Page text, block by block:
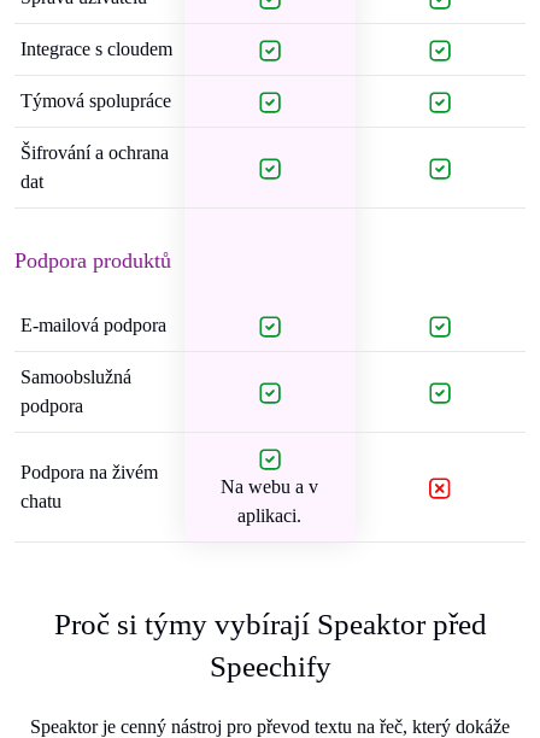
Integrace s cloudem
Týmová spolupráce
Šifrování a ochrana
dat
Podpora produktů
E-mailová podpora
Samoobslužná
podpora
Podpora na živém
chatu
Na webu a v
aplikaci.
Proč si týmy vybírají Speaktor před
Speechify
Speaktor je cenný nástroj pro převod textu na řeč, který dokáže